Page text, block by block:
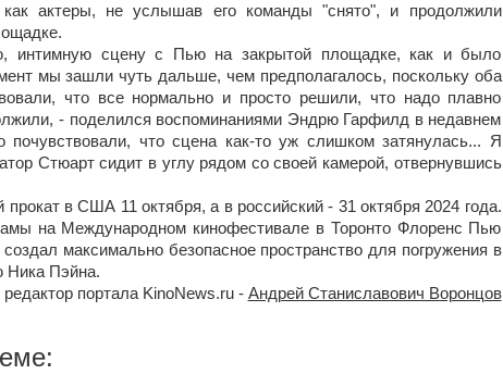
как актеры, не услышав его команды "снято", и продолжили
интимную сцену с Пью на закрытой площадке, как и было
мы зашли чуть дальше, чем предполагалось, поскольку оба
что все нормально и просто решили, что надо плавно
- поделился воспоминаниями Эндрю Гарфилд в недавнем
что сцена как-то уж слишком затянулась... Я
Стюарт сидит в углу рядом со своей камерой, отвернувшись
прокат в США 11 октября, а в российский - 31 октября 2024 года.
на Международном кинофестивале в Торонто Флоренс Пью
создал максимально безопасное пространство для погружения в
Ника Пэйна.
портала KinoNews.ru - Андрей Станиславович Воронцов